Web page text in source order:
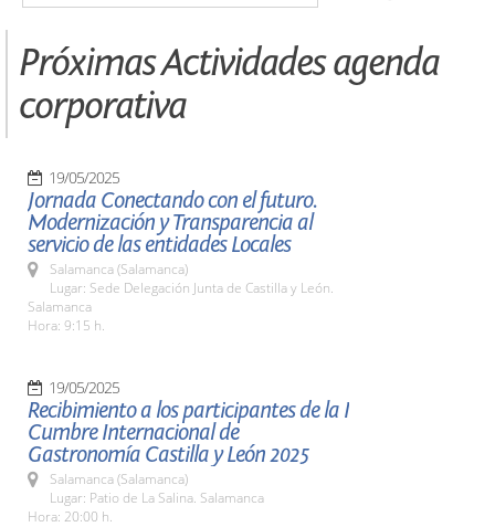
Próximas Actividades agenda
corporativa
19/05/2025
Jornada Conectando con el futuro.
Modernización y Transparencia al
servicio de las entidades Locales
Salamanca (Salamanca)
Lugar: Sede Delegación Junta de Castilla y León.
Salamanca
Hora: 9:15 h.
19/05/2025
Recibimiento a los participantes de la I
Cumbre Internacional de
Gastronomía Castilla y León 2025
Salamanca (Salamanca)
Lugar: Patio de La Salina. Salamanca
Hora: 20:00 h.